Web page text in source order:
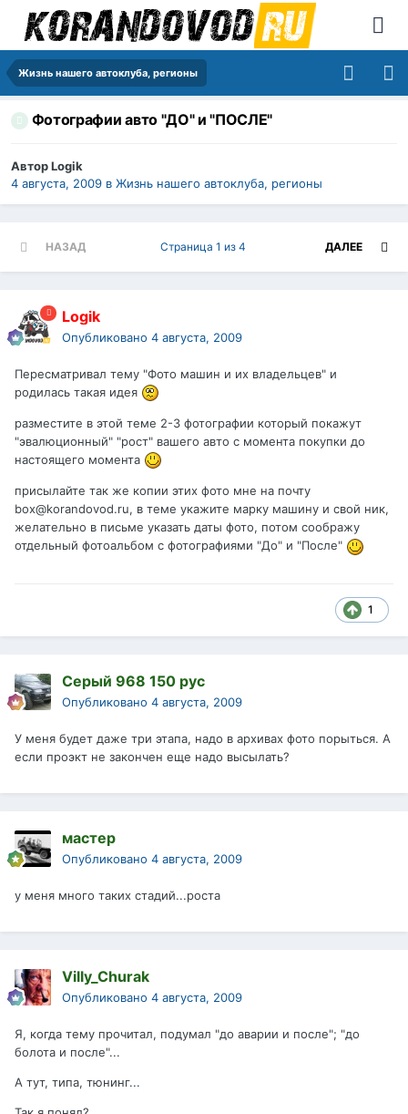
Жизнь нашего автоклуба, регионы
Фотографии авто "ДО" и "ПОСЛЕ"
АвторLogik
4 августа, 2009 в Жизнь нашего автоклуба, регионы
НАЗАД ДАЛЕЕ
Страница 1 из 4
Logik
Опубликовано 4 августа, 2009
Пересматривал тему "Фото машин и их владельцев" и
родилась такая идея
разместите в этой теме 2-3 фотографии который покажут
"эвалюционный" "рост" вашего авто с момента покупки до
настоящего момента
присылайте так же копии этих фото мне на почту
box@korandovod.ru, в теме укажите марку машину и свой ник,
желательно в письме указать даты фото, потом соображу
отдельный фотоальбом с фотографиями "До" и "После"
1
Серый 968 150 рус
Опубликовано 4 августа, 2009
У меня будет даже три этапа, надо в архивах фото порыться. А
если проэкт не закончен еще надо высылать?
мастер
Опубликовано 4 августа, 2009
у меня много таких стадий...роста
Villy_Churak
Опубликовано 4 августа, 2009
Я, когда тему прочитал, подумал "до аварии и после"; "до
болота и после"...
А тут, типа, тюнинг...